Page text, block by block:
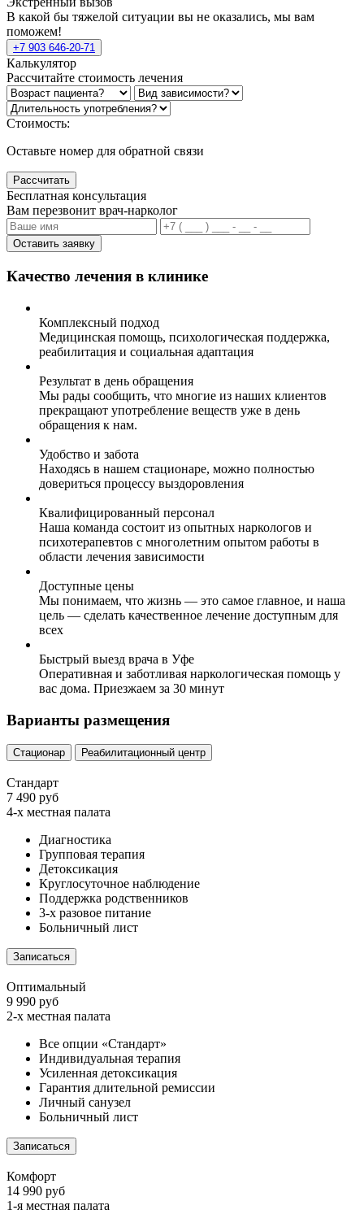
В какой бы тяжелой ситуации вы не оказались, мы вам
поможем!
+7 903 646-20-71
Калькулятор
Рассчитайте стоимость лечения
Стоимость:
Оставьте номер для обратной связи
Рассчитать
Бесплатная консультация
Вам перезвонит врач-нарколог
Оставить заявку
Качество лечения в клинике
Комплексный подход
Медицинская помощь, психологическая поддержка,
реабилитация и социальная адаптация
Результат в день обращения
Мы рады сообщить, что многие из наших клиентов
прекращают употребление веществ уже в день
обращения к нам.
Удобство и забота
Находясь в нашем стационаре, можно полностью
довериться процессу выздоровления
Квалифицированный персонал
Наша команда состоит из опытных наркологов и
психотерапевтов с многолетним опытом работы в
области лечения зависимости
Доступные цены
Мы понимаем, что жизнь — это самое главное, и наша
цель — сделать качественное лечение доступным для
всех
Быстрый выезд врача в Уфе
Оперативная и заботливая наркологическая помощь у
вас дома. Приезжаем за 30 минут
Варианты размещения
Стационар Реабилитационный центр
Стандарт
7 490 руб
4-х местная палата
Диагностика
Групповая терапия
Детоксикация
Круглосуточное наблюдение
Поддержка родственников
3-х разовое питание
Больничный лист
Записаться
Оптимальный
9 990 руб
2-х местная палата
Все опции «Стандарт»
Индивидуальная терапия
Усиленная детоксикация
Гарантия длительной ремиссии
Личный санузел
Больничный лист
Записаться
Комфорт
14 990 руб
1-я местная палата